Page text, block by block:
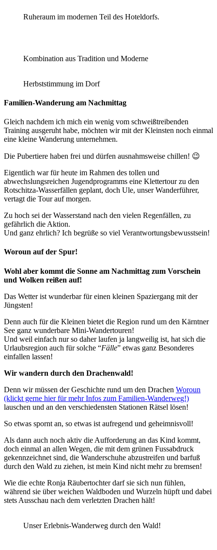
Ruheraum im modernen Teil des Hoteldorfs.
Kombination aus Tradition und Moderne
Herbststimmung im Dorf
Familien-Wanderung am Nachmittag
Gleich nachdem ich mich ein wenig vom schweißtreibenden
Training ausgeruht habe, möchten wir mit der Kleinsten noch einmal
eine kleine Wanderung unternehmen.
Die Pubertiere haben frei und dürfen ausnahmsweise chillen! 😉
Eigentlich war für heute im Rahmen des tollen und
abwechslungsreichen Jugendprogramms eine Klettertour zu den
Rotschitza-Wasserfällen geplant, doch Ule, unser Wanderführer,
vertagt die Tour auf morgen.
Zu hoch sei der Wasserstand nach den vielen Regenfällen, zu
gefährlich die Aktion.
Und ganz ehrlich? Ich begrüße so viel Verantwortungsbewusstsein!
Woroun auf der Spur!
Wohl aber kommt die Sonne am Nachmittag zum Vorschein
und Wolken reißen auf!
Das Wetter ist wunderbar für einen kleinen Spaziergang mit der
Jüngsten!
Denn auch für die Kleinen bietet die Region rund um den Kärntner
See ganz wunderbare Mini-Wandertouren!
Und weil einfach nur so daher laufen ja langweilig ist, hat sich die
Urlaubsregion auch für solche “Fälle” etwas ganz Besonderes
einfallen lassen!
Wir wandern durch den Drachenwald!
Denn wir müssen der Geschichte rund um den Drachen Woroun
(klickt gerne hier für mehr Infos zum Familien-Wanderweg!)
lauschen und an den verschiedensten Stationen Rätsel lösen!
So etwas spornt an, so etwas ist aufregend und geheimnisvoll!
Als dann auch noch aktiv die Aufforderung an das Kind kommt,
doch einmal an allen Wegen, die mit dem grünen Fussabdruck
gekennzeichnet sind, die Wanderschuhe abzustreifen und barfuß
durch den Wald zu ziehen, ist mein Kind nicht mehr zu bremsen!
Wie die echte Ronja Räubertochter darf sie sich nun fühlen,
während sie über weichen Waldboden und Wurzeln hüpft und dabei
stets Ausschau nach dem verletzten Drachen hält!
Unser Erlebnis-Wanderweg durch den Wald!